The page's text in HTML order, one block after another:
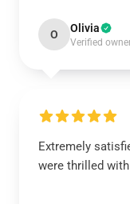
O Olivia
Verified
Extremely
were thrilled